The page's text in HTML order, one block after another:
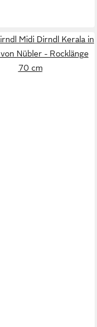
Midi Dirndl Kerala in
Nübler - Rocklänge
70 cm